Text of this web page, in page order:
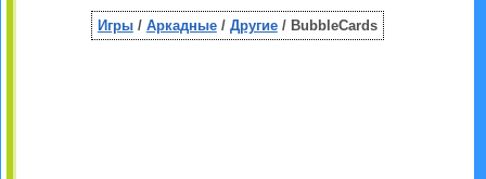
Игры/ Аркадные/ Другие/ BubbleCards